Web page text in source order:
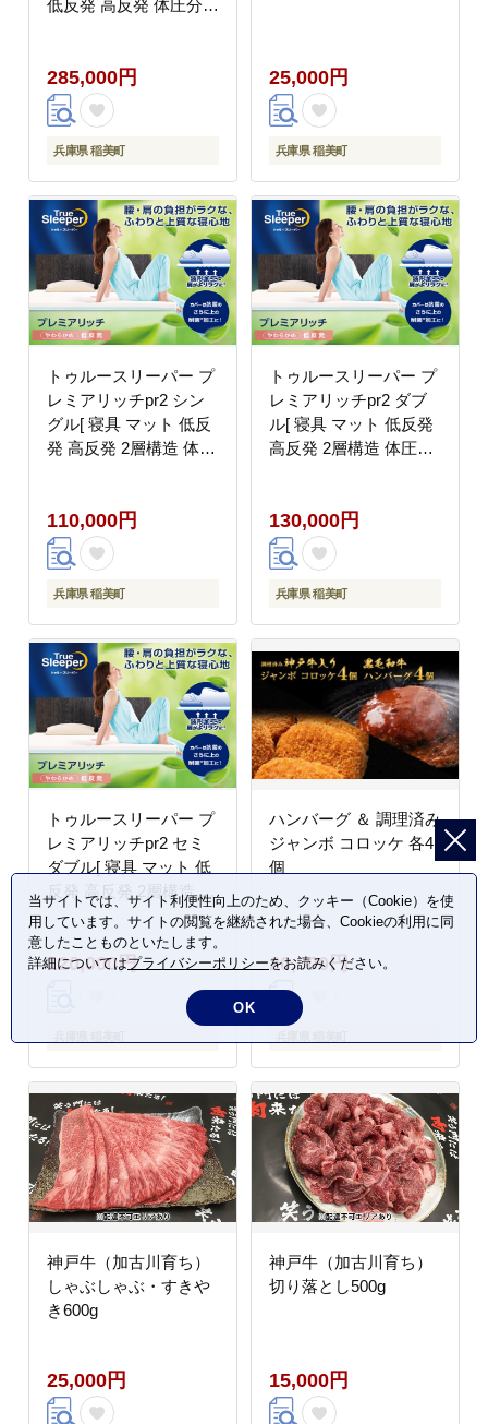
低反発 高反発 体圧分散
285,000円
兵庫県 稲美町
25,000円
兵庫県 稲美町
トゥルースリーパー プ
レミアリッチpr2 シン
グル[ 寝具 マット 低反
発 高反発 2層構造 体圧
110,000円
兵庫県 稲美町
トゥルースリーパー プ
レミアリッチpr2 ダブ
ル[ 寝具 マット 低反発
高反発 2層構造 体圧分
130,000円
兵庫県 稲美町
トゥルースリーパー プ
レミアリッチpr2 セミ
ダブル[ 寝具 マット 低
反発 高反発 2層構造 体
圧分散 睡眠 抗菌 防カ
ビ 防ダニ 肩 腰 ]
120,000円
ハンバーグ ＆ 調理済み
ジャンボ コロッケ 各4
個
20,000円
神戸牛（加古川育ち）
しゃぶしゃぶ・すきや
き600g
25,000円
神戸牛（加古川育ち）
切り落とし500g
15,000円
当サイトでは、サイト利便性向上のため、クッキー（Cookie）を使
用しています。サイトの閲覧を継続された場合、Cookieの利用に同
意したことものといたします。
詳細についてはプライバシーポリシーをお読みください。
OK